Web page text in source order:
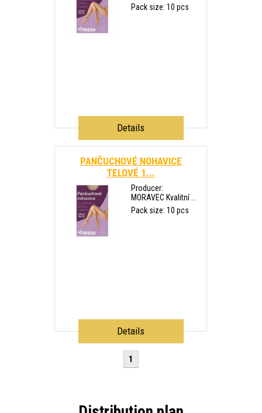
Pack size: 10 pcs
Details
PANČUCHOVÉ NOHAVICE
TELOVÉ 1...
Producer:
MORAVEC Kvalitní ...
Pack size: 10 pcs
Details
1